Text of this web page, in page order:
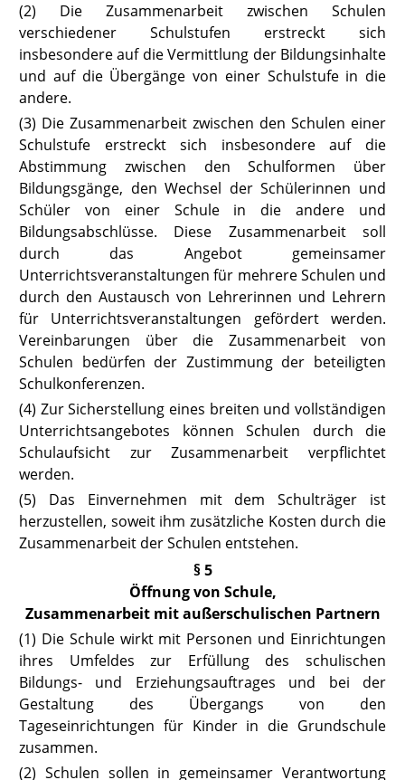
(2) Die Zusammenarbeit zwischen Schulen
verschiedener Schulstufen erstreckt sich
insbesondere auf die Vermittlung der Bildungsinhalte
und auf die Übergänge von einer Schulstufe in die
andere.
(3) Die Zusammenarbeit zwischen den Schulen einer
Schulstufe erstreckt sich insbesondere auf die
Abstimmung zwischen den Schulformen über
Bildungsgänge, den Wechsel der Schülerinnen und
Schüler von einer Schule in die andere und
Bildungsabschlüsse. Diese Zusammenarbeit soll
durch das Angebot gemeinsamer
Unterrichtsveranstaltungen für mehrere Schulen und
durch den Austausch von Lehrerinnen und Lehrern
für Unterrichtsveranstaltungen gefördert werden.
Vereinbarungen über die Zusammenarbeit von
Schulen bedürfen der Zustimmung der beteiligten
Schulkonferenzen.
(4) Zur Sicherstellung eines breiten und vollständigen
Unterrichtsangebotes können Schulen durch die
Schulaufsicht zur Zusammenarbeit verpflichtet
werden.
(5) Das Einvernehmen mit dem Schulträger ist
herzustellen, soweit ihm zusätzliche Kosten durch die
Zusammenarbeit der Schulen entstehen.
§ 5
Öffnung von Schule,
Zusammenarbeit mit außerschulischen Partnern
(1) Die Schule wirkt mit Personen und Einrichtungen
ihres Umfeldes zur Erfüllung des schulischen
Bildungs- und Erziehungsauftrages und bei der
Gestaltung des Übergangs von den
Tageseinrichtungen für Kinder in die Grundschule
zusammen.
(2) Schulen sollen in gemeinsamer Verantwortung